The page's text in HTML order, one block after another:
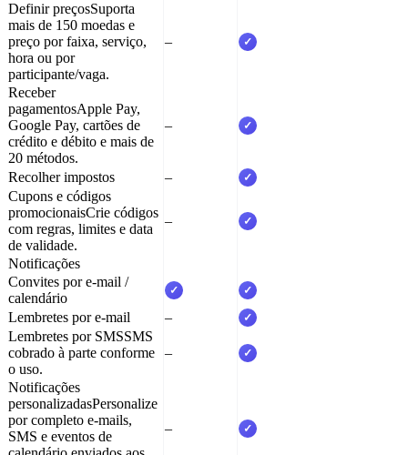
Definir preçosSuporta
mais de 150 moedas e
preço por faixa, serviço,
hora ou por
participante/vaga.
– ✓
Receber
pagamentosApple Pay,
Google Pay, cartões de
crédito e débito e mais de
20 métodos.
– ✓
Recolher impostos – ✓
Cupons e códigos
promocionaisCrie códigos
com regras, limites e data
de validade.
– ✓
Notificações
Convites por e-mail /
calendário
✓ ✓
Lembretes por e-mail – ✓
Lembretes por SMSSMS
cobrado à parte conforme
o uso.
– ✓
Notificações
personalizadasPersonalize
por completo e-mails,
SMS e eventos de
– ✓